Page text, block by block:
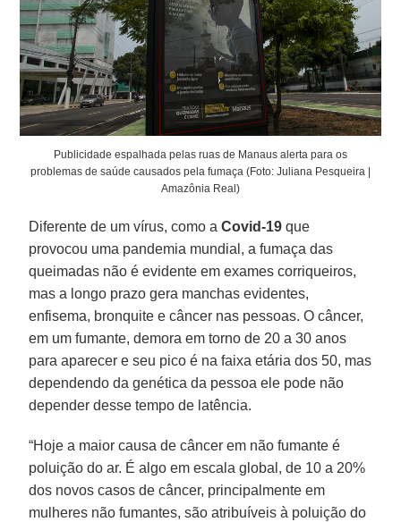
Publicidade espalhada pelas ruas de Manaus alerta para os
problemas de saúde causados pela fumaça (Foto: Juliana Pesqueira |
Amazônia Real)
Diferente de um vírus, como aCovid-19 que
provocou uma pandemia mundial, a fumaça das
queimadas não é evidente em exames corriqueiros,
mas a longo prazo gera manchas evidentes,
enfisema, bronquite e câncer nas pessoas. O câncer,
em um fumante, demora em torno de 20 a 30 anos
para aparecer e seu pico é na faixa etária dos 50, mas
dependendo da genética da pessoa ele pode não
depender desse tempo de latência.
“Hoje a maior causa de câncer em não fumante é
poluição do ar. É algo em escala global, de 10 a 20%
dos novos casos de câncer, principalmente em
mulheres não fumantes, são atribuíveis à poluição do